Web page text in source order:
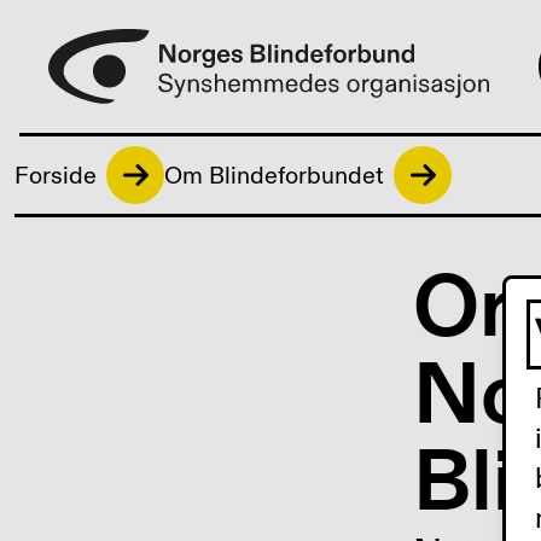
Forside Om Blindeforbundet